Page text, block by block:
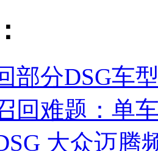
部分DSG车
回难题：单
大众迈腾